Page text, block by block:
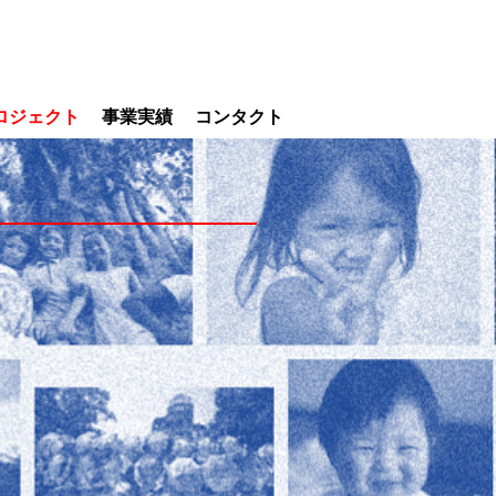
ジェクト 事業実績 コンタクト